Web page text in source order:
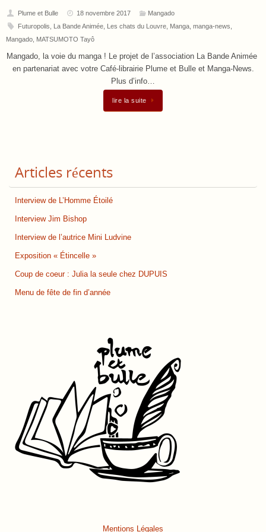
Plume et Bulle 18 novembre 2017
Mangado
Futuropolis
La Bande Animée, Les chats du Louvre, Manga, manga-news
Mangado MATSUMOTO Tayô
Mangado, la voie du manga ! Le projet de l’association La Bande Animée
en partenariat avec votre Café-librairie Plume et Bulle et Manga-News.
Plus d’info…
lire la suite
Articles récents
Interview de L’Homme Étoilé
Interview Jim Bishop
Interview de l’autrice Mini Ludvine
Exposition « Étincelle »
Coup de coeur : Julia la seule chez DUPUIS
Menu de fête de fin d’année
Mentions Légales